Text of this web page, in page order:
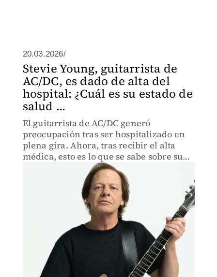
20.03.2026/
Stevie Young, guitarrista de
AC/DC, es dado de alta del
hospital: ¿Cuál es su estado de
salud ...
El guitarrista de AC/DC generó
preocupación tras ser hospitalizado en
plena gira. Ahora, tras recibir el alta
médica, esto es lo que se sabe sobre su
estado de salud y su regreso a los